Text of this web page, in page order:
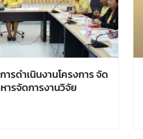
รดำเนินงานโครงการ จัด
รจัดการงานวิจัย